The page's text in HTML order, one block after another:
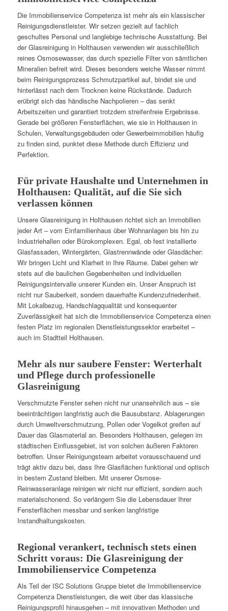
Die Immobilienservice Competenza ist mehr als ein klassischer
Reinigungsdienstleister. Wir setzen gezielt auf fachlich
geschultes Personal und langlebige technische Ausstattung. Bei
der Glasreinigung in Holthausen verwenden wir ausschließlich
reines Osmosewasser, das durch spezielle Filter von sämtlichen
Mineralien befreit wird. Dieses besonders weiche Wasser nimmt
beim Reinigungsprozess Schmutzpartikel auf, bindet sie und
hinterlässt nach dem Trocknen keine Rückstände. Dadurch
erübrigt sich das händische Nachpolieren – das senkt
Arbeitszeiten und garantiert trotzdem streifenfreie Ergebnisse.
Gerade bei größeren Fensterflächen, wie sie in Holthausen in
Schulen, Verwaltungsgebäuden oder Gewerbeimmobilien häufig
zu finden sind, punktet diese Methode durch Effizienz und
Perfektion.
Für private Haushalte und Unternehmen in
Holthausen: Qualität, auf die Sie sich
verlassen können
Unsere Glasreinigung in Holthausen richtet sich an Immobilien
jeder Art – vom Einfamilienhaus über Wohnanlagen bis hin zu
Industriehallen oder Bürokomplexen. Egal, ob fest installierte
Glasfassaden, Wintergärten, Glastrennwände oder Glasdächer:
Wir bringen Licht und Klarheit in Ihre Räume. Dabei gehen wir
stets auf die baulichen Gegebenheiten und individuellen
Reinigungsintervalle unserer Kunden ein. Unser Anspruch ist
nicht nur Sauberkeit, sondern dauerhafte Kundenzufriedenheit.
Mit Lokalbezug, Handschlagqualität und konsequenter
Zuverlässigkeit hat sich die Immobilienservice Competenza einen
festen Platz im regionalen Dienstleistungssektor erarbeitet –
auch im Stadtteil Holthausen.
Mehr als nur saubere Fenster: Werterhalt
und Pflege durch professionelle
Glasreinigung
Verschmutzte Fenster sehen nicht nur unansehnlich aus – sie
beeinträchtigen langfristig auch die Bausubstanz. Ablagerungen
durch Umweltverschmutzung, Pollen oder Vogelkot greifen auf
Dauer das Glasmaterial an. Besonders Holthausen, gelegen im
städtischen Einflussgebiet, ist von solchen äußeren Faktoren
betroffen. Unser Reinigungsteam arbeitet vorausschauend und
trägt aktiv dazu bei, dass Ihre Glasflächen funktional und optisch
in bestem Zustand bleiben. Mit unserer Osmose-
Reinwasseranlage reinigen wir nicht nur effizient, sondern auch
materialschonend. So verlängern Sie die Lebensdauer Ihrer
Fensterflächen messbar und senken langfristige
Instandhaltungskosten.
Regional verankert, technisch stets einen
Schritt voraus: Die Glasreinigung der
Immobilienservice Competenza
Als Teil der ISC Solutions Gruppe bietet die Immobilienservice
Competenza Dienstleistungen, die weit über das klassische
Reinigungsprofil hinausgehen – mit innovativen Methoden und